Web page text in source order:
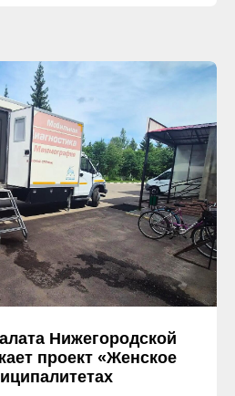
Нижегородской
проект «Женское